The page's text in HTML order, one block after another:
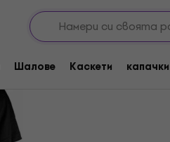
Шалове Каскети капачки